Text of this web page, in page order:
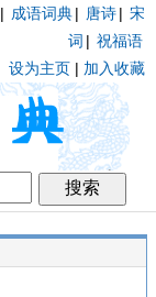
| 成语词典| 唐诗| 宋
词 | 祝福语
设为主页 | 加入收藏